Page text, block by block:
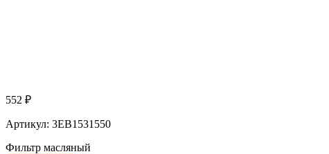
552 ₽
Артикул: 3EB1531550
Фильтр масляный